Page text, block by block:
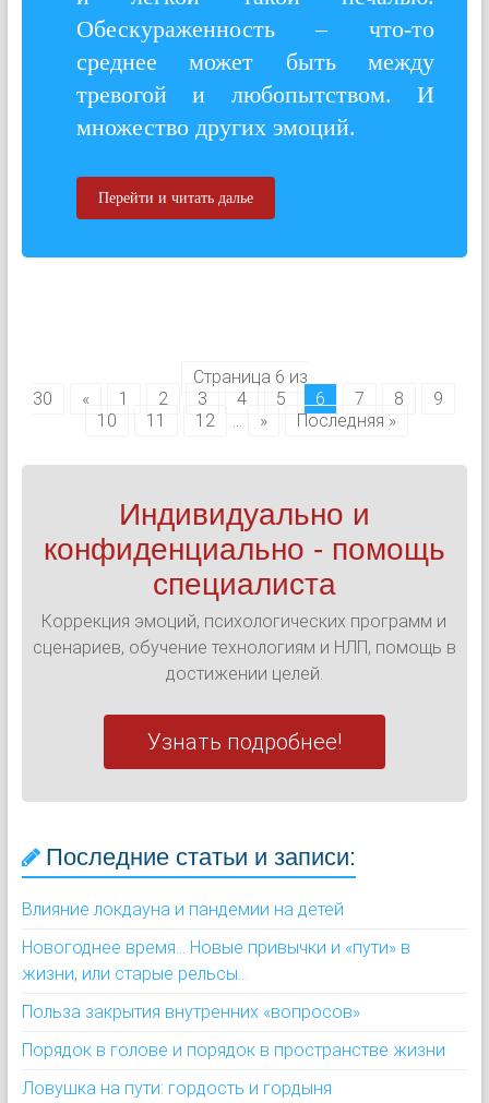
Обескураженность – что-то
среднее может быть между
тревогой и любопытством. И
множество других эмоций.
Перейти и читать далье
Страница 6 из
30
« 1 2 3 4 5 6 7 8
9
10
11 12 ... » Последняя »
Индивидуально и
конфиденциально - помощь
специалиста
Коррекция эмоций, психологических программ и
сценариев, обучение технологиям и НЛП, помощь в
достижении целей.
Узнать подробнее!
Последние статьи и записи:
Влияние локдауна и пандемии на детей
Новогоднее время... Новые привычки и «пути» в
жизни, или старые рельсы...
Польза закрытия внутренних «вопросов»
Порядок в голове и порядок в пространстве жизни
Ловушка на пути: гордость и гордыня